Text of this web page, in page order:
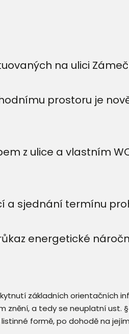
na ulici
prostoru je
z ulice a vlastním
a sjednání termínu
energetické
základních orientačních
znění, a tedy se neuplatní ust.
formě, po dohodě na